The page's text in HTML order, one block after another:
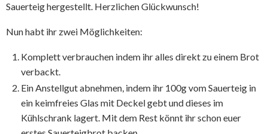
Sauerteig hergestellt. Herzlichen Glückwunsch!
Nun habt ihr zwei Möglichkeiten:
Komplett verbrauchen indem ihr alles direkt zu einem Brot
verbackt.
Ein Anstellgut abnehmen, indem ihr 100g vom Sauerteig in
ein keimfreies Glas mit Deckel gebt und dieses im
Kühlschrank lagert. Mit dem Rest könnt ihr schon euer